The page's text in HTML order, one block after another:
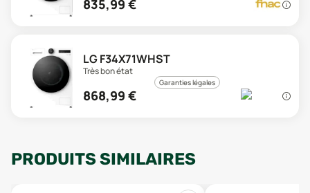
835,99 €
LG F34X71WHST
Très bon état
Garanties légales
868,99 €
PRODUITS SIMILAIRES